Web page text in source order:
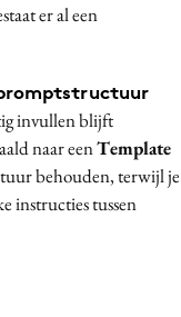
er al een
invullen blijft
naar eenTemplate
behouden, terwijl je
instructies tussen